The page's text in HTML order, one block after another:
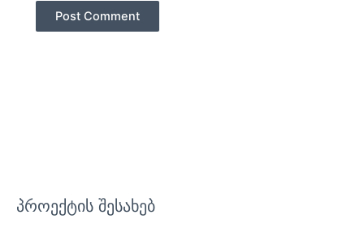
პროექტის შესახებ